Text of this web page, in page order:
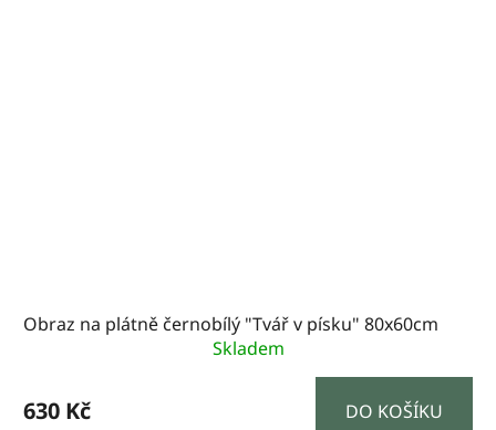
Obraz na plátně černobílý "Tvář v písku" 80x60cm
Skladem
630 Kč DO KOŠÍKU